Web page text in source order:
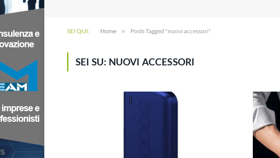
SEI QUI: Home » Posts Tagged "nuovi accessori"
SEI SU: NUOVI ACCESSORI